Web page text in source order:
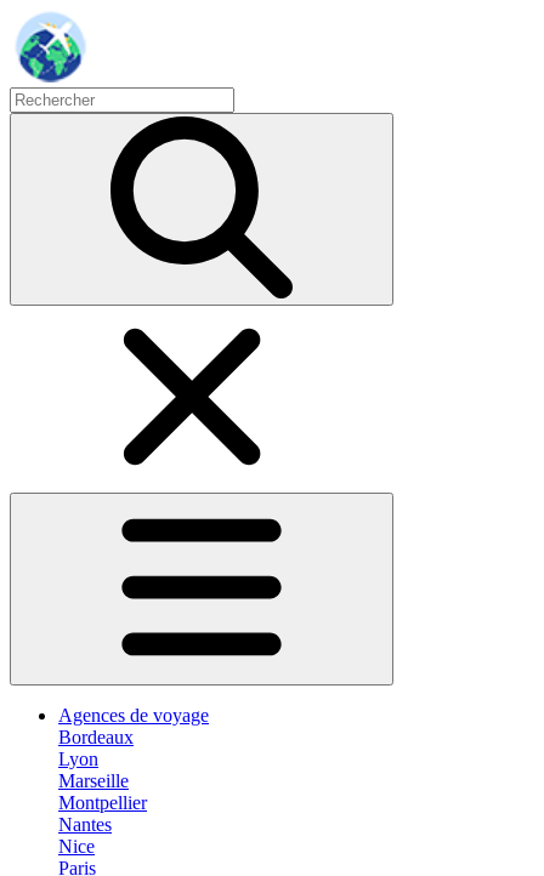
Agences de voyage
Bordeaux
Lyon
Marseille
Montpellier
Nantes
Nice
Paris